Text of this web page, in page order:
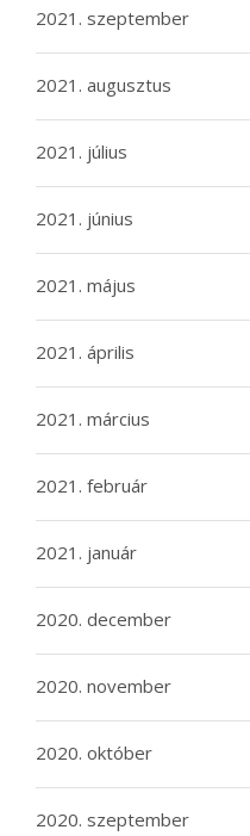
2021. szeptember
2021. augusztus
2021. július
2021. június
2021. május
2021. április
2021. március
2021. február
2021. január
2020. december
2020. november
2020. október
2020. szeptember